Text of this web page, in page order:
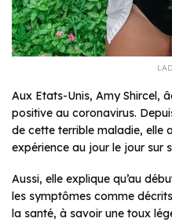
Aux Etats-Unis, Amy Shircel,
positive au coronavirus.
de cette terrible maladie, elle
expérience au jour le jour sur
Aussi, elle explique qu’au
les symptômes comme
la santé, à savoir une toux